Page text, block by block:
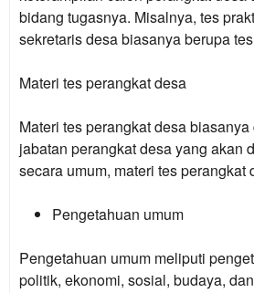
bidang tugasnya. Misalnya, tes
sekretaris desa biasanya berupa
Materi tes perangkat desa
Materi tes perangkat desa
jabatan perangkat desa yang akan
secara umum, materi tes perangkat
Pengetahuan umum
Pengetahuan umum meliputi
politik, ekonomi, sosial, budaya,